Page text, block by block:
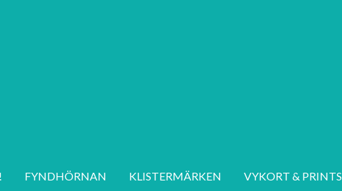
FYNDHÖRNAN KLISTERMÄRKEN VYKORT & PRINTS